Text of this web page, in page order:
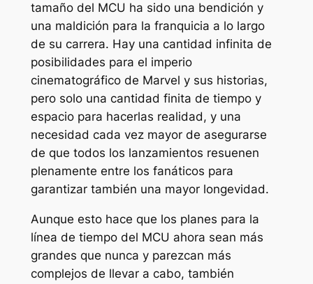
tamaño del MCU ha sido una bendición y
una maldición para la franquicia a lo largo
de su carrera. Hay una cantidad infinita de
posibilidades para el imperio
cinematográfico de Marvel y sus historias,
pero solo una cantidad finita de tiempo y
espacio para hacerlas realidad, y una
necesidad cada vez mayor de asegurarse
de que todos los lanzamientos resuenen
plenamente entre los fanáticos para
garantizar también una mayor longevidad.
Aunque esto hace que los planes para la
línea de tiempo del MCU ahora sean más
grandes que nunca y parezcan más
complejos de llevar a cabo, también